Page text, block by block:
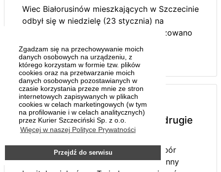
Zgadzam się na przechowywanie moich
danych osobowych na urządzeniu, z
którego korzystam w formie tzw. plików
cookies oraz na przetwarzanie moich
danych osobowych pozostawianych w
czasie korzystania przeze mnie ze stron
internetowych zapisywanych w plikach
cookies w celach marketingowych (w tym
na profilowanie i w celach analitycznych)
przez Kurier Szczeciński Sp. z o.o.
Więcej w naszej Polityce Prywatności
Przejdź do serwisu
Wiec Białorusinów mieszkających w Szczecinie
odbył się w niedzielę (23 stycznia) na
tutejszym placu Solidarności. Zorganizowano
go, by - jak...
Dwanaście tysięcy złotych na drugie
dziecko
Pierwszego stycznia rozpoczął się nabór
wniosków o nowe świadczenie - rodzinny